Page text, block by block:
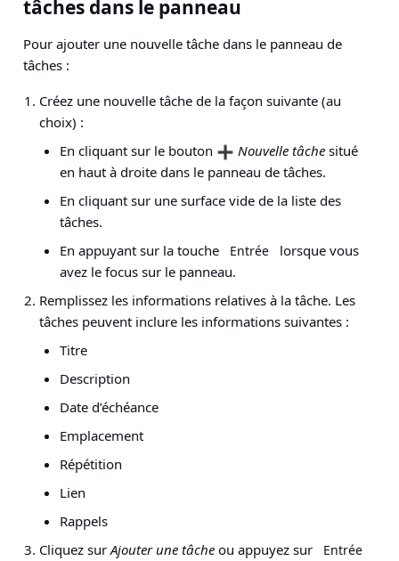
tâches dans le panneau
Pour ajouter une nouvelle tâche dans le panneau de
tâches :
Créez une nouvelle tâche de la façon suivante (au
choix) :
En cliquant sur le bouton
Nouvelle tâchesitué
en haut à droite dans le panneau de tâches.
En cliquant sur une surface vide de la liste des
tâches.
En appuyant sur la touche
Entrée
lorsque vous
avez le focus sur le panneau.
Remplissez les informations relatives à la tâche. Les
tâches peuvent inclure les informations suivantes :
Titre
Description
Date d’échéance
Emplacement
Répétition
Lien
Rappels
Cliquez surAjouter une tâche ou appuyez sur Entrée